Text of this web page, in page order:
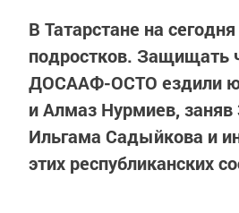
В Татарстане на
подростков. Защищать
ДОСААФ-ОСТО ездили
и Алмаз Нурмиев,
Ильгама Садыйкова и
этих республиканских